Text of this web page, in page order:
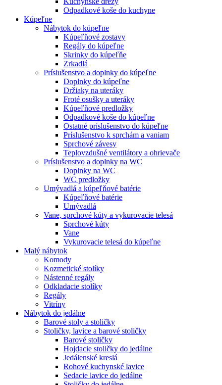
Odpadkové koše do kuchyne
Kúpeľne
Nábytok do kúpeľne
Kúpeľňové zostavy
Regály do kúpeľne
Skrinky do kúpeľňe
Zrkadlá
Príslušenstvo a doplnky do kúpeľne
Doplnky do kúpeľne
Držiaky na uteráky
Froté osušky a uteráky
Kúpeľňové predložky
Odpadkové koše do kúpeľne
Ostatné príslušenstvo do kúpeľne
Príslušenstvo k sprchám a vaniam
Sprchové závesy
Teplovzdušné ventilátory a ohrievače
Príslušenstvo a doplnky na WC
Doplnky na WC
WC predložky
Umývadlá a kúpeľňové batérie
Kúpeľňové batérie
Umývadlá
Vane, sprchové kúty a vykurovacie telesá
Sprchové kúty
Vane
Vykurovacie telesá do kúpeľne
Malý nábytok
Komody
Kozmetické stolíky
Nástenné regály
Odkladacie stolíky
Regály
Vitríny
Nábytok do jedálne
Barové stoly a stoličky
Stoličky, lavice a barové stoličky
Barové stoličky
Hojdacie stoličky do jedálne
Jedálenské kreslá
Rohové kuchynské lavice
Sedacie lavice do jedálne